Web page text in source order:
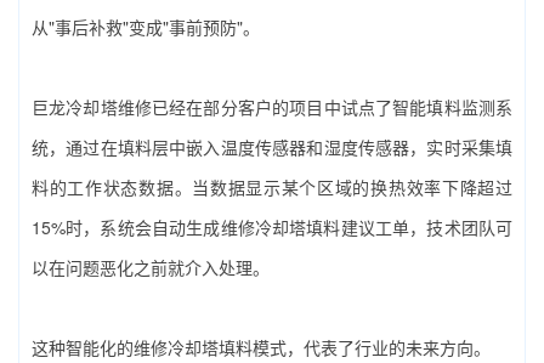
从"事后补救"变成"事前预防"。
巨龙冷却塔维修已经在部分客户的项目中试点了智能填料监测系
统，通过在填料层中嵌入温度传感器和湿度传感器，实时采集填
料的工作状态数据。当数据显示某个区域的换热效率下降超过
15%时，系统会自动生成‌维修冷却塔填料‌建议工单，技术团队可
以在问题恶化之前就介入处理。
这种智能化的‌维修冷却塔填料‌模式，代表了行业的未来方向。